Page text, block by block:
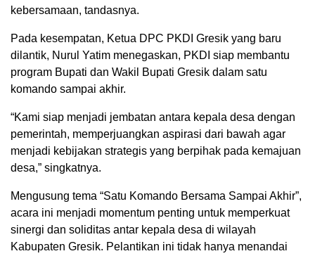
kebersamaan, tandasnya.
Pada kesempatan, Ketua DPC PKDI Gresik yang baru
dilantik, Nurul Yatim menegaskan, PKDI siap membantu
program Bupati dan Wakil Bupati Gresik dalam satu
komando sampai akhir.
“Kami siap menjadi jembatan antara kepala desa dengan
pemerintah, memperjuangkan aspirasi dari bawah agar
menjadi kebijakan strategis yang berpihak pada kemajuan
desa,” singkatnya.
Mengusung tema “Satu Komando Bersama Sampai Akhir”,
acara ini menjadi momentum penting untuk memperkuat
sinergi dan soliditas antar kepala desa di wilayah
Kabupaten Gresik. Pelantikan ini tidak hanya menandai